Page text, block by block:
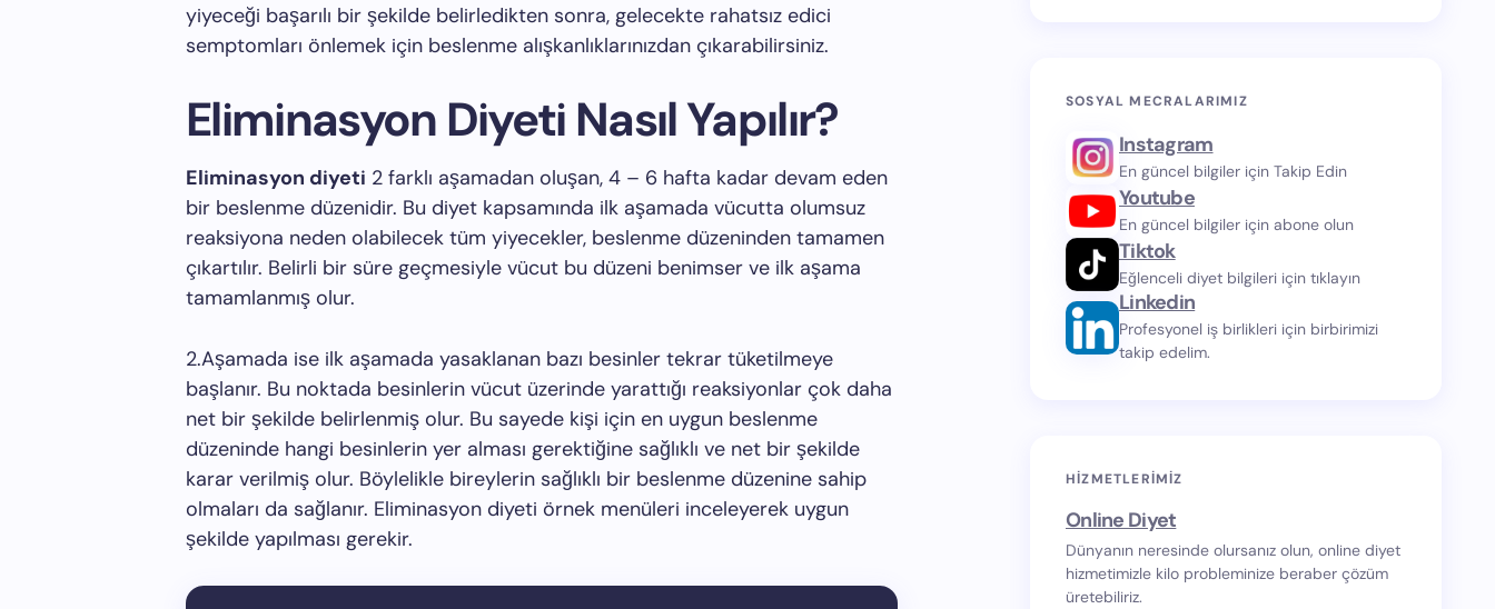
yiyeceği başarılı bir şekilde belirledikten sonra, gelecekte rahatsız edici
semptomları önlemek için beslenme alışkanlıklarınızdan çıkarabilirsiniz.
Eliminasyon Diyeti Nasıl Yapılır?
Eliminasyon diyeti 2 farklı aşamadan oluşan, 4 – 6 hafta kadar devam eden
bir beslenme düzenidir. Bu diyet kapsamında ilk aşamada vücutta olumsuz
reaksiyona neden olabilecek tüm yiyecekler, beslenme düzeninden tamamen
çıkartılır. Belirli bir süre geçmesiyle vücut bu düzeni benimser ve ilk aşama
tamamlanmış olur.
2.Aşamada ise ilk aşamada yasaklanan bazı besinler tekrar tüketilmeye
başlanır. Bu noktada besinlerin vücut üzerinde yarattığı reaksiyonlar çok daha
net bir şekilde belirlenmiş olur. Bu sayede kişi için en uygun beslenme
düzeninde hangi besinlerin yer alması gerektiğine sağlıklı ve net bir şekilde
karar verilmiş olur. Böylelikle bireylerin sağlıklı bir beslenme düzenine sahip
olmaları da sağlanır. Eliminasyon diyeti örnek menüleri inceleyerek uygun
şekilde yapılması gerekir.
SOSYAL MECRALARIMIZ
Instagram
En güncel bilgiler için Takip Edin
Youtube
En güncel bilgiler için abone olun
Tiktok
Eğlenceli diyet bilgileri için tıklayın
Linkedin
Profesyonel iş birlikleri için birbirimizi
takip edelim.
HIZMETLERIMIZ
Online Diyet
Dünyanın neresinde olursanız olun, online diyet
hizmetimizle kilo probleminize beraber çözüm
üretebiliriz.